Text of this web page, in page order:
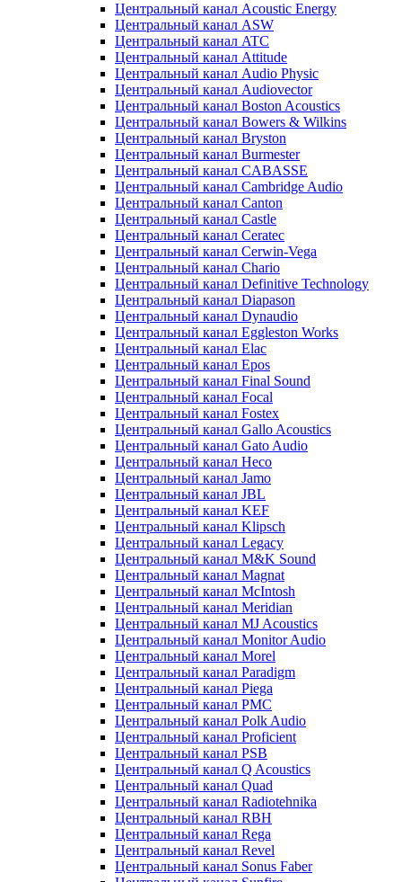
Центральный канал Acoustic Energy
Центральный канал ASW
Центральный канал ATC
Центральный канал Attitude
Центральный канал Audio Physic
Центральный канал Audiovector
Центральный канал Boston Acoustics
Центральный канал Bowers & Wilkins
Центральный канал Bryston
Центральный канал Burmester
Центральный канал CABASSE
Центральный канал Cambridge Audio
Центральный канал Canton
Центральный канал Castle
Центральный канал Ceratec
Центральный канал Cerwin-Vega
Центральный канал Chario
Центральный канал Definitive Technology
Центральный канал Diapason
Центральный канал Dynaudio
Центральный канал Eggleston Works
Центральный канал Elac
Центральный канал Epos
Центральный канал Final Sound
Центральный канал Focal
Центральный канал Fostex
Центральный канал Gallo Acoustics
Центральный канал Gato Audio
Центральный канал Heco
Центральный канал Jamo
Центральный канал JBL
Центральный канал KEF
Центральный канал Klipsch
Центральный канал Legacy
Центральный канал M&K Sound
Центральный канал Magnat
Центральный канал McIntosh
Центральный канал Meridian
Центральный канал MJ Acoustics
Центральный канал Monitor Audio
Центральный канал Morel
Центральный канал Paradigm
Центральный канал Piega
Центральный канал PMC
Центральный канал Polk Audio
Центральный канал Proficient
Центральный канал PSB
Центральный канал Q Acoustics
Центральный канал Quad
Центральный канал Radiotehnika
Центральный канал RBH
Центральный канал Rega
Центральный канал Revel
Центральный канал Sonus Faber